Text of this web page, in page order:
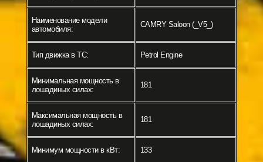
Наименование модели
автомобиля:
CAMRY Saloon (_V5_)
Тип движка в ТС: Petrol Engine
Минимальная мощность в
лошадиных силах:
181
Максимальная мощность в
лошадиных силах:
181
Минимум мощности в кВт: 133